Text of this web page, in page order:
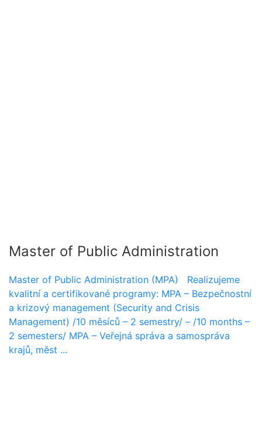
Master of Public Administration
Master of Public Administration (MPA) Realizujeme
kvalitní a certifikované programy: MPA – Bezpečnostní
a krizový management (Security and Crisis
Management) /10 měsíců – 2 semestry/ – /10 months –
2 semesters/ MPA – Veřejná správa a samospráva
krajů, měst ...